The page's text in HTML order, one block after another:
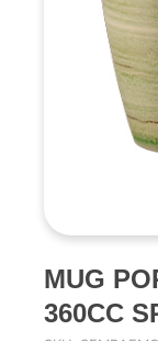
MUG
360CC